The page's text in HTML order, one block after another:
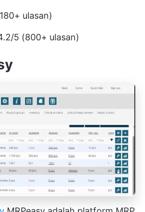
ulasan)
5 (800+ ulasan)